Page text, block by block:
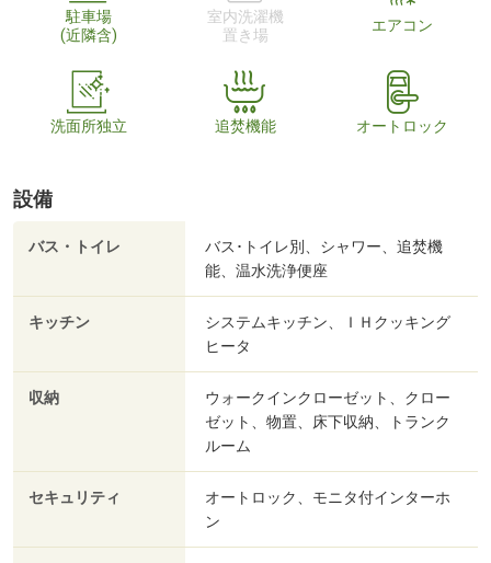
駐車場
(近隣含)
室内洗濯機
置き場
エアコン
洗面所独立 追焚機能 オートロック
設備
バス・トイレ
バス･トイレ別、シャワー、追焚機
能、温水洗浄便座
キッチン
システムキッチン、ＩＨクッキング
ヒータ
収納
ウォークインクローゼット、クロー
ゼット、物置、床下収納、トランク
ルーム
セキュリティ
オートロック、モニタ付インターホ
ン